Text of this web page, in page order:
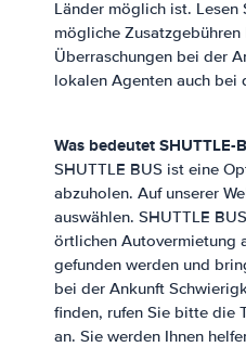
Länder möglich ist.
mögliche
Überraschungen bei der
lokalen Agenten auch bei
Was bedeutet SHUTTLE-
SHUTTLE BUS ist eine
abzuholen. Auf unserer
auswählen. SHUTTLE
örtlichen Autovermietung
gefunden werden und
bei der Ankunft
finden, rufen Sie bitte die
an. Sie werden Ihnen